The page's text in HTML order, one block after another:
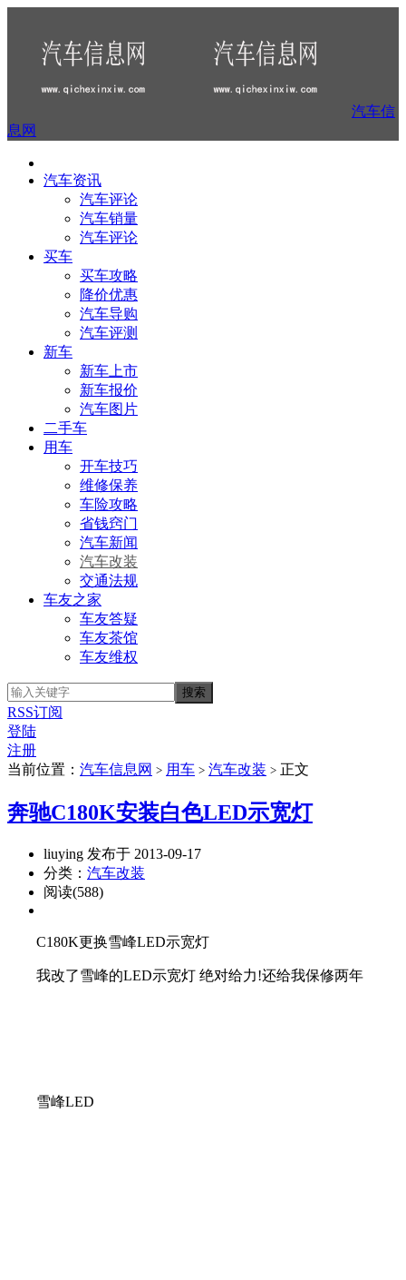
汽车信
息网
汽车资讯
汽车评论
汽车销量
汽车评论
买车
买车攻略
降价优惠
汽车导购
汽车评测
新车
新车上市
新车报价
汽车图片
二手车
用车
开车技巧
维修保养
车险攻略
省钱窍门
汽车新闻
汽车改装
交通法规
车友之家
车友答疑
车友茶馆
车友维权
RSS订阅
登陆
注册
当前位置： 汽车信息网 > 用车 > 汽车改装 > 正文
奔驰C180K安装白色LED示宽灯
liuying 发布于 2013-09-17
分类： 汽车改装
阅读(588)
C180K更换雪峰LED示宽灯
我改了雪峰的LED示宽灯 绝对给力!还给我保修两年
雪峰LED